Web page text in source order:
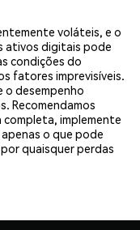
voláteis, e o
ativos digitais pode
condições do
fatores imprevisíveis.
o desempenho
Recomendamos
implemente
o que pode
quaisquer perdas